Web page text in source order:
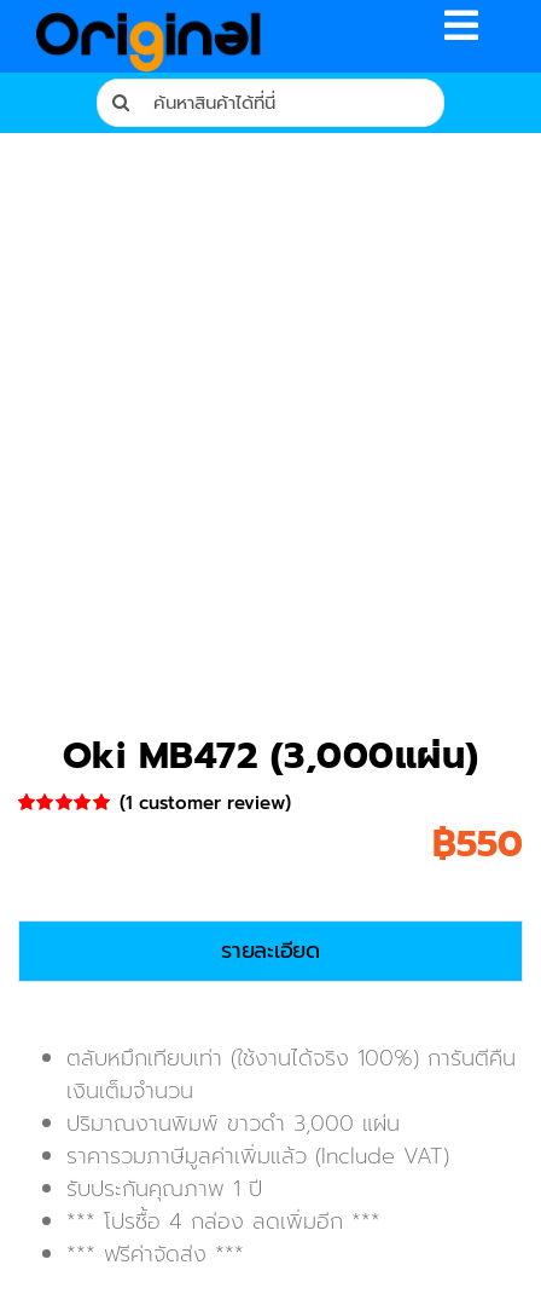
Toggle
Search
for:
Oki MB472 (3,000แผ่น)
(1 customer review)
฿550
รายละเอียด
ตลับหมึกเทียบเท่า (ใช้งานได้จริง 100%) การันตีคืน
เงินเต็มจำนวน
ปริมาณงานพิมพ์ ขาวดำ 3,000 แผ่น
ราคารวมภาษีมูลค่าเพิ่มแล้ว (Include VAT)
รับประกันคุณภาพ 1 ปี
*** โปรซื้อ 4 กล่อง ลดเพิ่มอีก ***
*** ฟรีค่าจัดส่ง ***